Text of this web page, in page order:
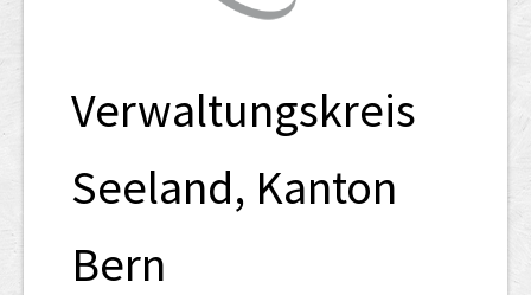
Verwaltungskreis
Seeland, Kanton
Bern